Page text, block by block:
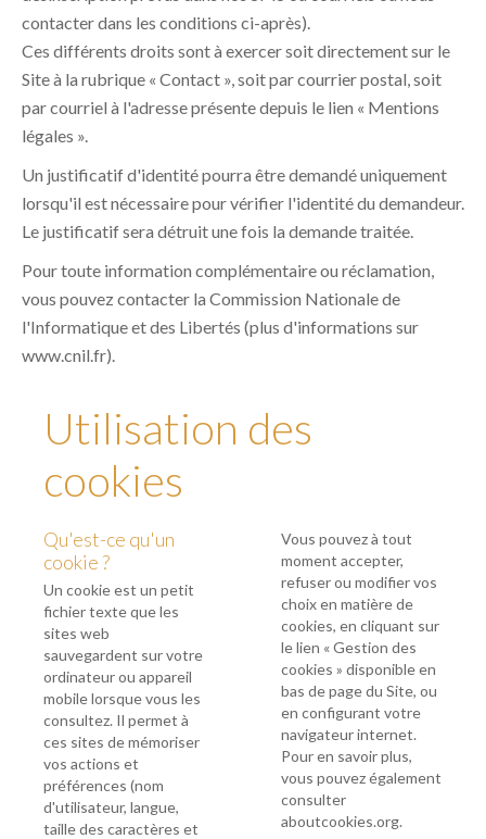
contacter dans les conditions ci-après).
Ces différents droits sont à exercer soit directement sur le
Site à la rubrique « Contact », soit par courrier postal, soit
par courriel à l'adresse présente depuis le lien « Mentions
légales ».
Un justificatif d'identité pourra être demandé uniquement
lorsqu'il est nécessaire pour vérifier l'identité du demandeur.
Le justificatif sera détruit une fois la demande traitée.
Pour toute information complémentaire ou réclamation,
vous pouvez contacter la Commission Nationale de
l'Informatique et des Libertés (plus d'informations sur
www.cnil.fr).
Utilisation des
cookies
Qu'est-ce qu'un
cookie ?
Un cookie est un petit
fichier texte que les
sites web
sauvegardent sur votre
ordinateur ou appareil
mobile lorsque vous les
consultez. Il permet à
ces sites de mémoriser
vos actions et
préférences (nom
d'utilisateur, langue,
taille des caractères et
Vous pouvez à tout
moment accepter,
refuser ou modifier vos
choix en matière de
cookies, en cliquant sur
le lien « Gestion des
cookies » disponible en
bas de page du Site, ou
en configurant votre
navigateur internet.
Pour en savoir plus,
vous pouvez également
consulter
aboutcookies.org.